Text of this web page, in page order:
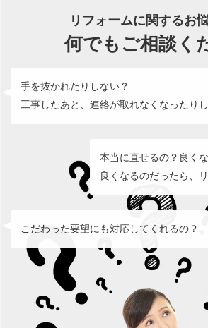
リフォームに関するお
何でもご相談く
手を抜かれたりしない？
工事したあと、連絡が取れなくなったり
本当に直せるの？良く
良くなるのだったら、
こだわった要望にも対応してくれるの？